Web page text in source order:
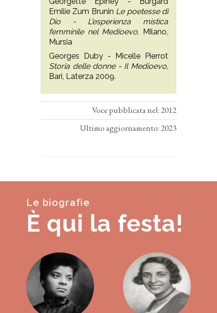
Emilie Zum Brunin Le poetesse di
Dio - L'esperienza mistica
femminile nel Medioevo, Milano,
Mursia
Georges Duby - Micelle Pierrot
Storia delle donne - Il Medioevo,
Bari, Laterza 2009.
Voce pubblicata nel: 2012
Ultimo aggiornamento: 2023
Le biografie
È qui la festa!